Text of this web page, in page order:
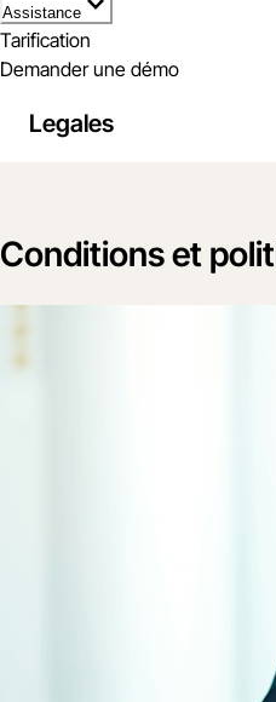
Assistance
Tarification
Demander une démo
Legales
Conditions et